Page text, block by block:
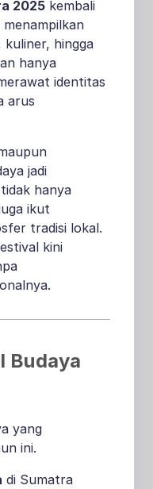
2025 kembali
kuliner, hingga
hanya
identitas
arus
jadi
hanya
ikut
tradisi lokal.
kini
Budaya
yang
ini.
di Sumatra